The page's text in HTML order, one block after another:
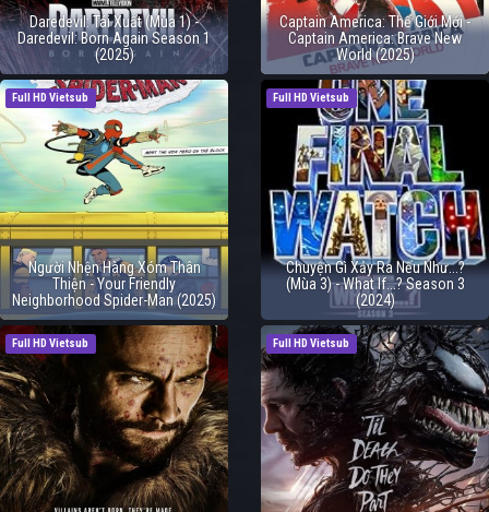
Daredevil: Tái Xuất (Mùa 1) -
Daredevil: Born Again Season 1
(2025)
Captain America: Thế Giới Mới -
Captain America: Brave New
World (2025)
Full HD Vietsub
Người Nhện Hàng Xóm Thân
Thiện - Your Friendly
Neighborhood Spider-Man (2025)
Full HD Vietsub
Chuyện Gì Xảy Ra Nếu Như...?
(Mùa 3) - What If...? Season 3
(2024)
Full HD Vietsub Full HD Vietsub